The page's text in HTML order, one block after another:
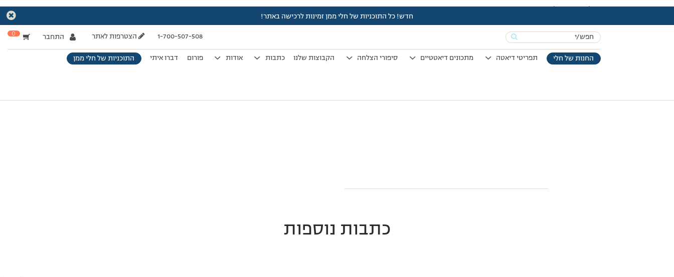
חדש! כל התוכניות של חלי ממן זמינות לרכישה באתר!
Search
for:
1-700-507-508 הצטרפות לאתר התחבר 0
החנות של חלי תפריטי דיאטה מתכונים דיאטטיים סיפורי הצלחה הקבוצות שלנו כתבות אודות פורום דברו איתי התוכניות של חלי ממן
עמוד הבית>מיני פינוקי שוקולד – מתכון של עדי המנחה
כתבות נוספות